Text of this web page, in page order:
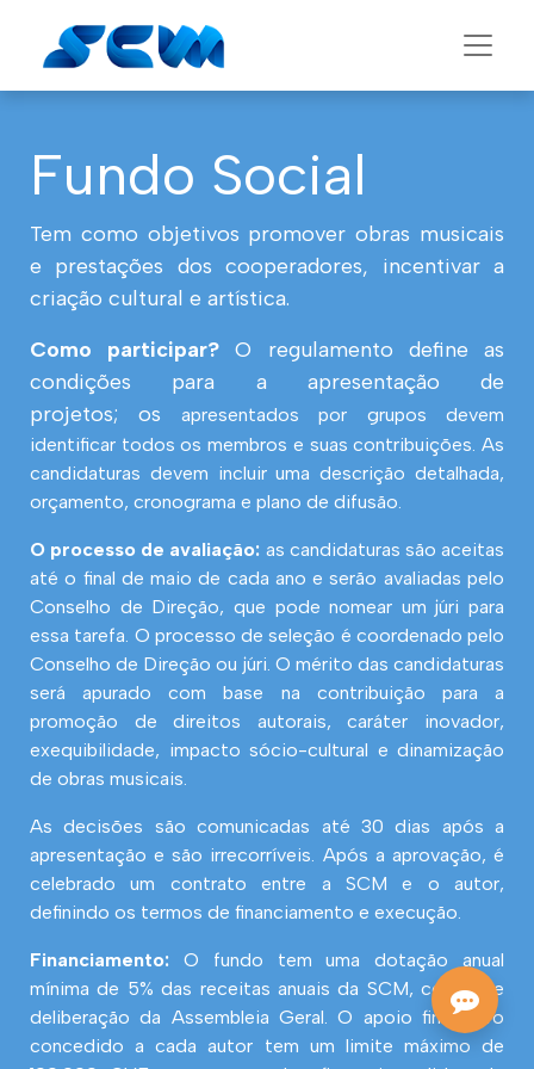
Fundo Social
Tem como objetivos promover obras musicais
e prestações dos cooperadores, incentivar a
criação cultural e artística.
Como participar?O regulamento define as
condições para a apresentação de
projetos; os apresentados por grupos devem
identificar todos os membros e suas contribuições. As
candidaturas devem incluir uma descrição detalhada,
orçamento, cronograma e plano de difusão.
O processo de avaliação: as candidaturas são aceitas
até o final de maio de cada ano e serão avaliadas pelo
Conselho de Direção, que pode nomear um júri para
essa tarefa. O processo de seleção é coordenado pelo
Conselho de Direção ou júri. O mérito das candidaturas
será apurado com base na contribuição para a
promoção de direitos autorais, caráter inovador,
exequibilidade, impacto sócio-cultural e dinamização
de obras musicais.
As decisões são comunicadas até 30 dias após a
apresentação e são irrecorríveis. Após a aprovação, é
celebrado um contrato entre a SCM e o autor,
definindo os termos de financiamento e execução.
Financiamento: O fundo tem uma dotação anual
mínima de 5% das receitas anuais da SCM, conforme
deliberação da Assembleia Geral. O apoio financeiro
concedido a cada autor tem um limite máximo de